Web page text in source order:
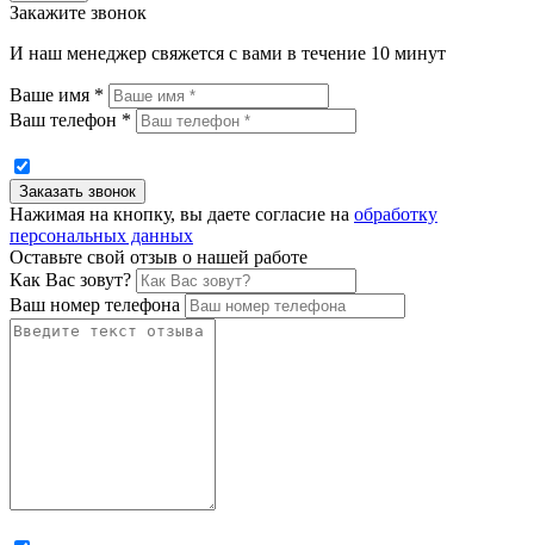
Закажите звонок
И наш менеджер свяжется с вами в течение 10 минут
Ваше имя *
Ваш телефон *
Нажимая на кнопку, вы даете согласие на обработку
персональных данных
Оставьте свой отзыв о нашей работе
Как Вас зовут?
Ваш номер телефона